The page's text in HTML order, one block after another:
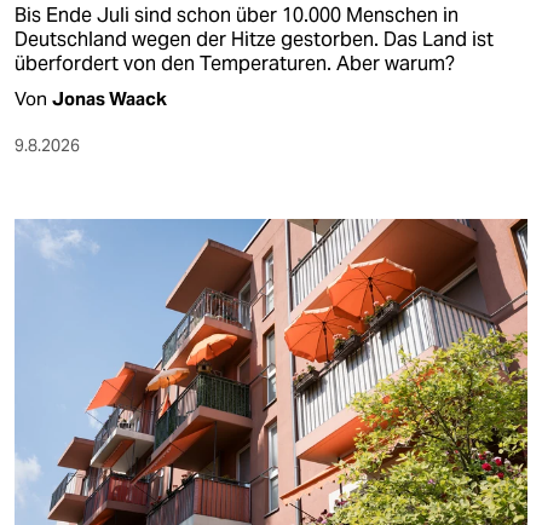
Bis Ende Juli sind schon über 10.000 Menschen in
Deutschland wegen der Hitze gestorben. Das Land ist
überfordert von den Temperaturen. Aber warum?
Von Jonas Waack
9.8.2026